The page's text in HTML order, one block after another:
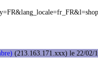
(213.163.171.xxx) le 22/02/